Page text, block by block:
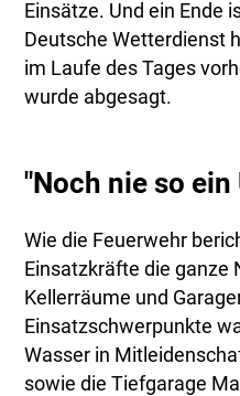
Einsätze. Und ein Ende
Deutsche Wetterdienst
im Laufe des Tages
wurde abgesagt.
"Noch nie so
Wie die Feuerwehr
Einsatzkräfte die ganze
Kellerräume und
Einsatzschwerpunkte
Wasser in
sowie die Tiefgarage